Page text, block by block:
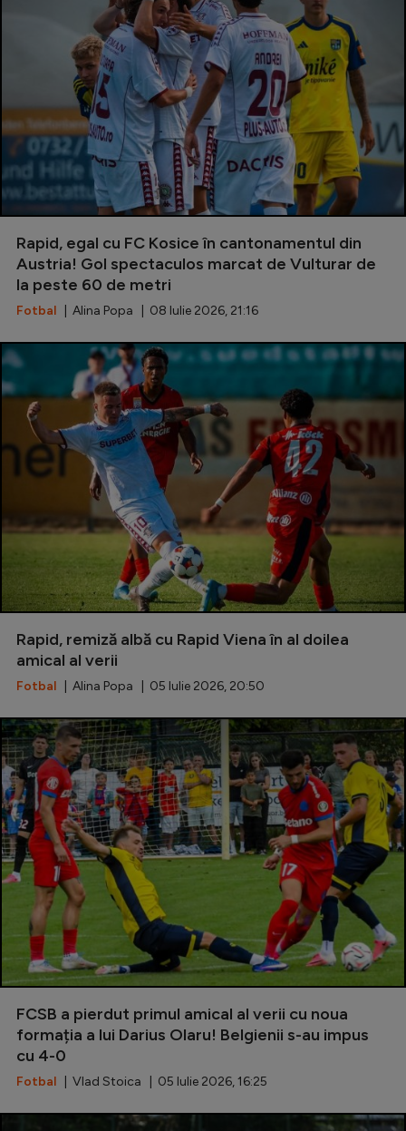
EURO 2024
Stranieri
Clasamente
Tenis
Handbal
Natație
Formula 1
Gimnastică
Auto
Rugby
Ciclism
Alte sporturi
JO 2024
JO 2026
Intră în cont
Creează cont
Rapid, egal cu FC Kosice în cantonamentul din
Austria! Gol spectaculos marcat de Vulturar de
la peste 60 de metri
Fotbal | Alina Popa | 08 Iulie 2026, 21:16
Rapid, remiză albă cu Rapid Viena în al doilea
amical al verii
Fotbal | Alina Popa | 05 Iulie 2026, 20:50
FCSB a pierdut primul amical al verii cu noua
formația a lui Darius Olaru! Belgienii s-au impus
cu 4-0
Fotbal | Vlad Stoica | 05 Iulie 2026, 16:25